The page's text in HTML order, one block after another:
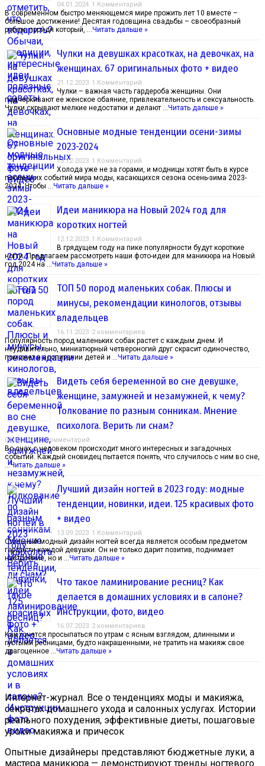
04.01.2024 1 Комментарий
В современном быстро меняющемся мире прожить лет 10 вместе –
большое достижение! Десятая годовщина свадьбы – своеобразный
рубеж, пройдя который, …Читать дальше »
Чулки на девушках красотках, на девочках, на
женщинах. 67 оригинальных фото + видео
21.12.2023 1 Комментарий
Чулки – важная часть гардероба женщины. Они
подчеркивают ее женское обаяние, привлекательность и сексуальность.
Чулки скрывают мелкие недостатки и делают …Читать дальше »
Основные модные тенденции осени-зимы
2023-2024
13.12.2023 1 Комментарий
Холода уже не за горами, и модницы хотят быть в курсе
последних событий мира моды, касающихся сезона осень-зима 2023-
2024. Чтобы …Читать дальше »
Идеи маникюра на Новый 2024 год для
коротких ногтей
12.12.2023 1 Комментарий
В грядущем году на пике популярности будут короткие
ногти. Предлагаем рассмотреть наши фото-идеи для маникюра на Новый
год 2024 на …Читать дальше »
ТОП 50 пород маленьких собак. Плюсы и
минусы, рекомендации кинологов, отзывы
владельцев
16.11.2023 2 комментариев
Популярность пород маленьких собак растет с каждым днем. И
неудивительно, миниатюрный четвероногий друг скрасит одиночество,
поможет в воспитании детей и …Читать дальше »
Видеть себя беременной во сне девушке,
женщине, замужней и незамужней, к чему?
Толкование по разным сонникам. Мнение
психолога. Верить ли снам?
04.10.2023 1 Комментарий
Во снах с человеком происходит много интересных и загадочных
событий. Каждый сновидец пытается понять, что случилось с ним во сне,
…Читать дальше »
Лучший дизайн ногтей в 2023 году: модные
тенденции, новинки, идеи. 125 красивых фото
+ видео
13.09.2023 1 Комментарий
Стильный модный дизайн ногтей всегда является особым предметом
гордости каждой девушки. Он не только дарит позитив, поднимает
настроение, но и …Читать дальше »
Что такое ламинирование ресниц? Как
делается в домашних условиях и в салоне?
Инструкции, фото, видео
16.07.2023 2 комментариев
Как хочется просыпаться по утрам с ясным взглядом, длинными и
густыми ресницами, будто накрашенными, не тратить на макияж свое
драгоценное …Читать дальше »
Интернет-журнал. Все о тенденциях моды и макияжа,
секретах домашнего ухода и салонных услугах. Истории
реального похудения, эффективные диеты, пошаговые
уроки макияжа и причесок
Опытные дизайнеры представляют бюджетные луки, а
мастера маникюра — демонстрируют тренды ногтевого